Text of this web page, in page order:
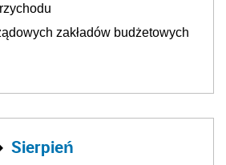
zakładów budżetowych
Sierpień